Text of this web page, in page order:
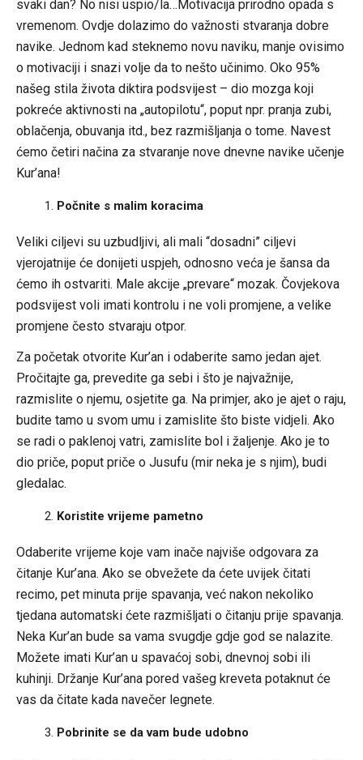
svaki dan? No nisi uspio/la…Motivacija prirodno opada s
vremenom. Ovdje dolazimo do važnosti stvaranja dobre
navike. Jednom kad steknemo novu naviku, manje ovisimo
o motivaciji i snazi ​​volje da to nešto učinimo. Oko 95%
našeg stila života diktira podsvijest – dio mozga koji
pokreće aktivnosti na „autopilotu“, poput npr. pranja zubi,
oblačenja, obuvanja itd., bez razmišljanja o tome. Navest
ćemo četiri načina za stvaranje nove dnevne navike učenje
Kur’ana!
Počnite s malim koracima
Veliki ciljevi su uzbudljivi, ali mali “dosadni” ciljevi
vjerojatnije će donijeti uspjeh, odnosno veća je šansa da
ćemo ih ostvariti. Male akcije „prevare“ mozak. Čovjekova
podsvijest voli imati kontrolu i ne voli promjene, a velike
promjene često stvaraju otpor.
Za početak otvorite Kur’an i odaberite samo jedan ajet.
Pročitajte ga, prevedite ga sebi i što je najvažnije,
razmislite o njemu, osjetite ga. Na primjer, ako je ajet o raju,
budite tamo u svom umu i zamislite što biste vidjeli. Ako
se radi o paklenoj vatri, zamislite bol i žaljenje. Ako je to
dio priče, poput priče o Jusufu (mir neka je s njim), budi
gledalac.
Koristite vrijeme pametno
Odaberite vrijeme koje vam inače najviše odgovara za
čitanje Kur’ana. Ako se obvežete da ćete uvijek čitati
recimo, pet minuta prije spavanja, već nakon nekoliko
tjedana automatski ćete razmišljati o čitanju prije spavanja.
Neka Kur’an bude sa vama svugdje gdje god se nalazite.
Možete imati Kur’an u spavaćoj sobi, dnevnoj sobi ili
kuhinji. Držanje Kur’ana pored vašeg kreveta potaknut će
vas da čitate kada navečer legnete.
Pobrinite se da vam bude udobno